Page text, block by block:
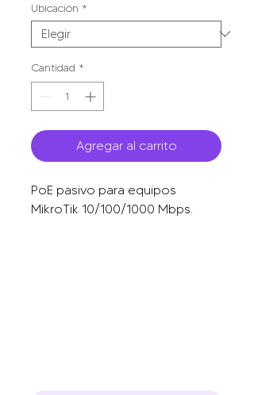
Ubicación *
Cantidad *
Agregar al carrito
PoE pasivo para equipos
MikroTik 10/100/1000 Mbps.